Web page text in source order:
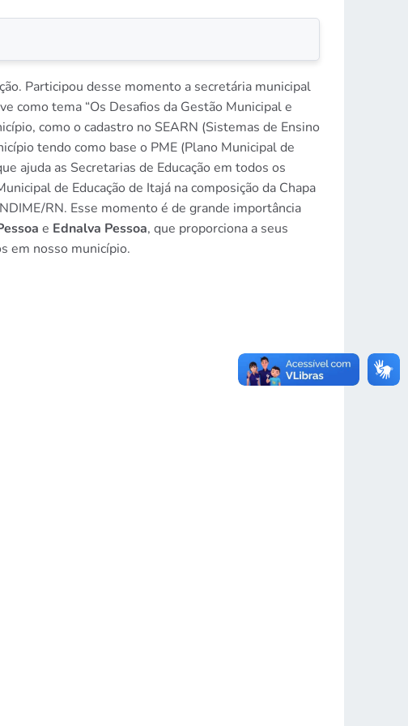
Participou desse momento a secretária municipal
como tema “Os Desafios da Gestão Municipal e
como o cadastro no SEARN (Sistemas de Ensino
tendo como base o PME (Plano Municipal de
ajuda as Secretarias de Educação em todos os
de Educação de Itajá na composição da Chapa
RN. Esse momento é de grande importância
e Ednalva Pessoa, que proporciona a seus
em nosso município.